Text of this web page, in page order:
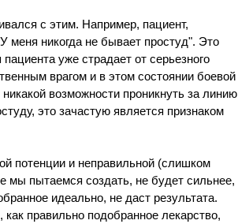
с этим. Например, пациент,
меня никогда не бывает простуд". Это
уже страдает от серьезного
врагом и в этом состоянии боевой
возможности проникнуть за линию
это зачастую является признаком
потенции и неправильной (слишком
мы пытаемся создать, не будет сильнее,
идеально, не даст результата.
правильно подобранное лекарство,